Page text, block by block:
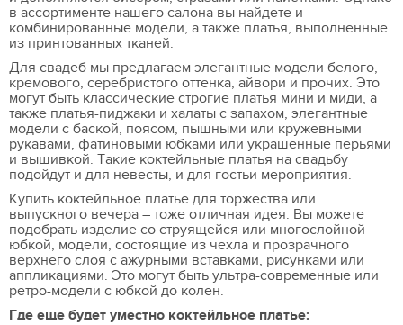
в ассортименте нашего салона вы найдете и
комбинированные модели, а также платья, выполненные
из принтованных тканей.
Для свадеб мы предлагаем элегантные модели белого,
кремового, серебристого оттенка, айвори и прочих. Это
могут быть классические строгие платья мини и миди, а
также платья-пиджаки и халаты с запахом, элегантные
модели с баской, поясом, пышными или кружевными
рукавами, фатиновыми юбками или украшенные перьями
и вышивкой. Такие коктейльные платья на свадьбу
подойдут и для невесты, и для гостьи мероприятия.
Купить коктейльное платье для торжества или
выпускного вечера – тоже отличная идея. Вы можете
подобрать изделие со струящейся или многослойной
юбкой, модели, состоящие из чехла и прозрачного
верхнего слоя с ажурными вставками, рисунками или
аппликациями. Это могут быть ультра-современные или
ретро-модели с юбкой до колен.
Где еще будет уместно коктейльное платье: